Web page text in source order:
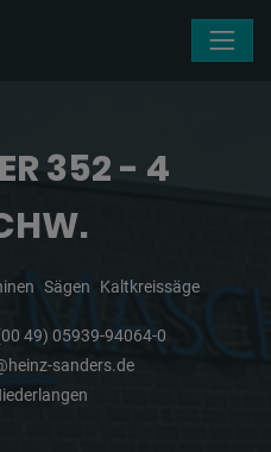
352 - 4
Sägen Kaltkreissäge
49) 05939-94064-0
sanders.de